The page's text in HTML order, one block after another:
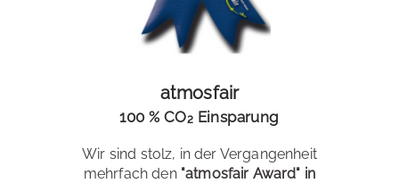
atmosfair
100 % CO₂ Einsparung
Wir sind stolz, in der Vergangenheit
mehrfach den "atmosfair Award" in